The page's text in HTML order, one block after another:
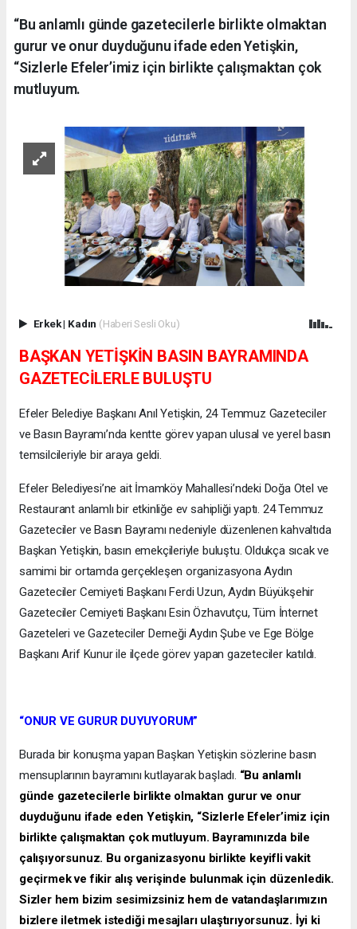
“Bu anlamlı günde gazetecilerle birlikte olmaktan
gurur ve onur duyduğunu ifade eden Yetişkin,
“Sizlerle Efeler’imiz için birlikte çalışmaktan çok
mutluyum.
Erkek| Kadın (Haberi Sesli Oku)
BAŞKAN YETİŞKİN BASIN BAYRAMINDA
GAZETECİLERLE BULUŞTU
Efeler Belediye Başkanı Anıl Yetişkin, 24 Temmuz Gazeteciler
ve Basın Bayramı’nda kentte görev yapan ulusal ve yerel basın
temsilcileriyle bir araya geldi.
Efeler Belediyesi’ne ait İmamköy Mahallesi’ndeki Doğa Otel ve
Restaurant anlamlı bir etkinliğe ev sahipliği yaptı. 24 Temmuz
Gazeteciler ve Basın Bayramı nedeniyle düzenlenen kahvaltıda
Başkan Yetişkin, basın emekçileriyle buluştu. Oldukça sıcak ve
samimi bir ortamda gerçekleşen organizasyona Aydın
Gazeteciler Cemiyeti Başkanı Ferdi Uzun, Aydın Büyükşehir
Gazeteciler Cemiyeti Başkanı Esin Özhavutçu, Tüm İnternet
Gazeteleri ve Gazeteciler Derneği Aydın Şube ve Ege Bölge
Başkanı Arif Kunur ile ilçede görev yapan gazeteciler katıldı.
“ONUR VE GURUR DUYUYORUM”
Burada bir konuşma yapan Başkan Yetişkin sözlerine basın
mensuplarının bayramını kutlayarak başladı. “Bu anlamlı
günde gazetecilerle birlikte olmaktan gurur ve onur
duyduğunu ifade eden Yetişkin, “Sizlerle Efeler’imiz için
birlikte çalışmaktan çok mutluyum. Bayramınızda bile
çalışıyorsunuz. Bu organizasyonu birlikte keyifli vakit
geçirmek ve fikir alış verişinde bulunmak için düzenledik.
Sizler hem bizim sesimizsiniz hem de vatandaşlarımızın
bizlere iletmek istediği mesajları ulaştırıyorsunuz. İyi ki